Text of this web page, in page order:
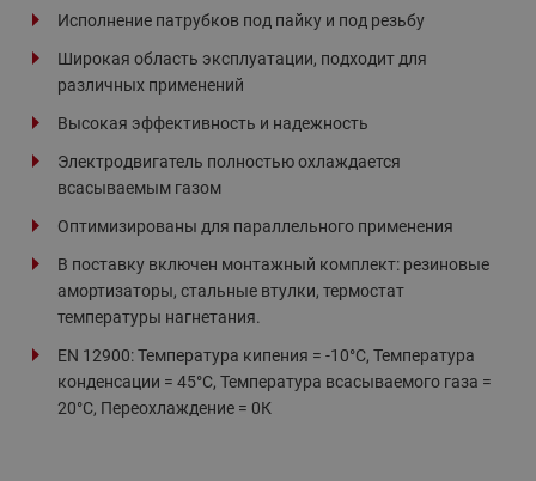
Исполнение патрубков под пайку и под резьбу
Широкая область эксплуатации, подходит для
различных применений
Высокая эффективность и надежность
Электродвигатель полностью охлаждается
всасываемым газом
Оптимизированы для параллельного применения
В поставку включен монтажный комплект: резиновые
амортизаторы, стальные втулки, термостат
температуры нагнетания.
EN 12900: Температура кипения = -10°С, Температура
конденсации = 45°С, Температура всасываемого газа =
20°С, Переохлаждение = 0К